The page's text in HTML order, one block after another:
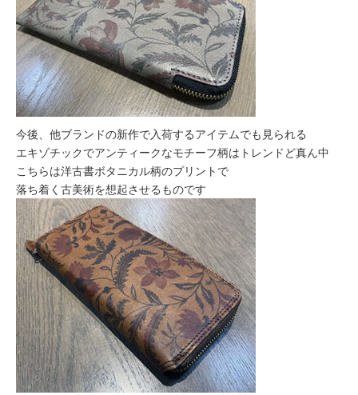
今後、他ブランドの新作で入荷するアイテムでも見られる
エキゾチックでアンティークなモチーフ柄はトレンドど真ん中
こちらは洋古書ボタニカル柄のプリントで
落ち着く古美術を想起させるものです